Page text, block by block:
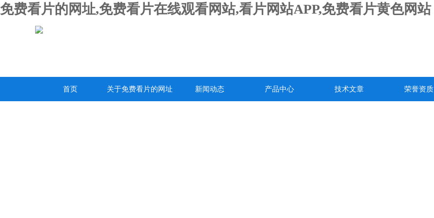
免费看片的网址,免费看片在线观看网站,看片网站APP,免费看片黄色网站
首页 关于免费看片的网址 新闻动态 产品中心 技术文章 荣誉资质